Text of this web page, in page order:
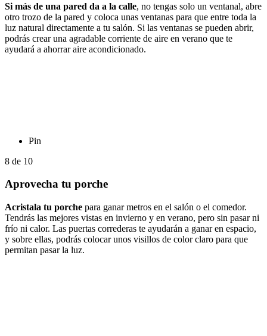
Si más de una pared da a la calle, no tengas solo un ventanal, abre
otro trozo de la pared y coloca unas ventanas para que entre toda la
luz natural directamente a tu salón. Si las ventanas se pueden abrir,
podrás crear una agradable corriente de aire en verano que te
ayudará a ahorrar aire acondicionado.
Pin
8 de 10
Aprovecha tu porche
Acristala tu porche para ganar metros en el salón o el comedor.
Tendrás las mejores vistas en invierno y en verano, pero sin pasar ni
frío ni calor. Las puertas correderas te ayudarán a ganar en espacio,
y sobre ellas, podrás colocar unos visillos de color claro para que
permitan pasar la luz.